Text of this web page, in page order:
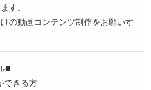
す。
の動画コンテンツ制作をお願いす
■
できる方